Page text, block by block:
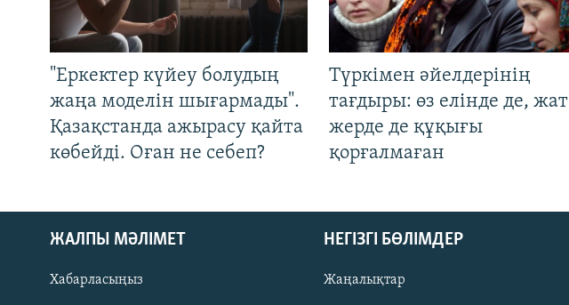
"Еркектер күйеу болудың
жаңа моделін шығармады".
Қазақстанда ажырасу қайта
көбейді. Оған не себеп?
Түркімен әйелдерінің
тағдыры: өз елінде де, жат
жерде де құқығы
қорғалмаған
ЖАЛПЫ МӘЛІМЕТ
Хабарласыңыз
НЕГІЗГІ БӨЛІМДЕР
Жаңалықтар